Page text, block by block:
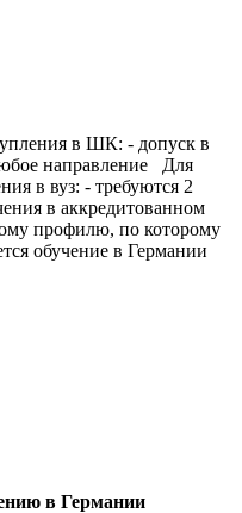
в ШК: - допуск в
направление Для
в вуз: - требуются 2
в аккредитованном
профилю, по которому
обучение в Германии
в Германии